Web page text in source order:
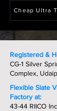
Cheap Ultra
Registered &
CG-1 Silver
Complex,
Flexible Slate
Factory at:
43-44 RIICO